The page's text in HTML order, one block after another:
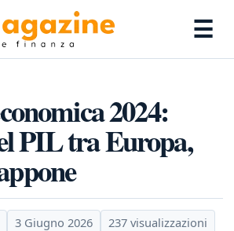
☰
2024:
PIL tra Europa,
3 Giugno 2026 237 visualizzazioni